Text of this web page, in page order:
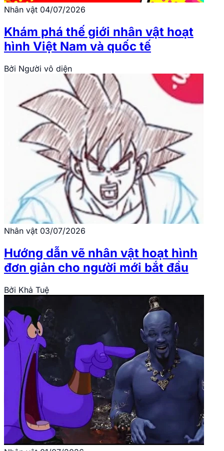
Nhân vật 04/07/2026
Khám phá thế giới nhân vật hoạt
hình Việt Nam và quốc tế
Bởi Người vô diện
Nhân vật 03/07/2026
Hướng dẫn vẽ nhân vật hoạt hình
đơn giản cho người mới bắt đầu
Bởi Khả Tuệ